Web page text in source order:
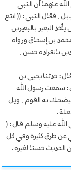
عنهما أن النبي
, فقال النبي : (( ابتع
البعير بالبعيرين
محمد بن إسحاق ورواه
بانفراده حسن ,
: حدثنا يحيى بن
: سمعت رسول الله
به القوم , ويل
.
عليه وسلم قال : (
عن طرق كثيرة وفي كل
الحديث حسنا لغيره .